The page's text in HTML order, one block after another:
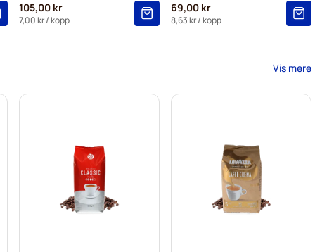
105,00 kr
7,00 kr/ kopp
69,00 kr
8,63 kr/ kopp
Vis mere